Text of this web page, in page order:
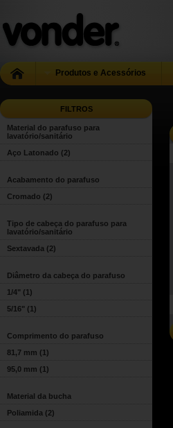
Produtos e Acessórios
FILTROS
Material do parafuso para
lavatório/sanitário
Aço Latonado (2)
Acabamento do parafuso
Cromado (2)
Tipo de cabeça do parafuso para
lavatório/sanitário
Sextavada (2)
Diâmetro da cabeça do parafuso
1/4" (1)
5/16" (1)
Comprimento do parafuso
81,7 mm (1)
95,0 mm (1)
Material da bucha
Poliamida (2)